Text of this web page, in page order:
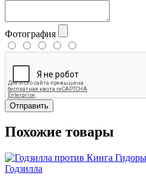
Фотография
Отправить
Похожие товары